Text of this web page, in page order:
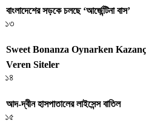
বাংলাদেশের সড়কে চলছে ‘আর্জেন্টিনা বাস’
১৩
Sweet Bonanza Oynarken
Veren Siteler
১৪
আদ-দ্বীন হাসপাতালের লাইসেন্স বাতিল
১৫